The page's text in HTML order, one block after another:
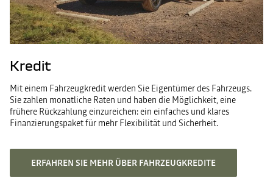
Kredit
Mit einem Fahrzeugkredit werden Sie Eigentümer des Fahrzeugs.
Sie zahlen monatliche Raten und haben die Möglichkeit, eine
frühere Rückzahlung einzureichen: ein einfaches und klares
Finanzierungspaket für mehr Flexibilität und Sicherheit.
ERFAHREN SIE MEHR ÜBER FAHRZEUGKREDITE